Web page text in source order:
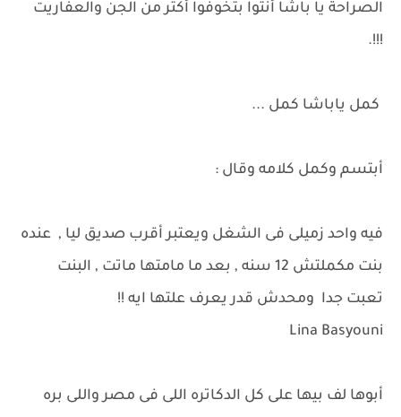
الصراحة يا باشا أنتوا بتخوفوا أكتر من الجن والعفاريت
!!!.
كمل ياباشا كمل ...
أبتسم وكمل كلامه وقال :
فيه واحد زميلى فى الشغل ويعتبر أقرب صديق ليا , عنده
بنت مكملتش 12 سنه , بعد ما مامتها ماتت , البنت
تعبت جدا ومحدش قدر يعرف علتها ايه !!
Lina Basyouni
أبوها لف بيها على كل الدكاتره اللى فى مصر واللى بره